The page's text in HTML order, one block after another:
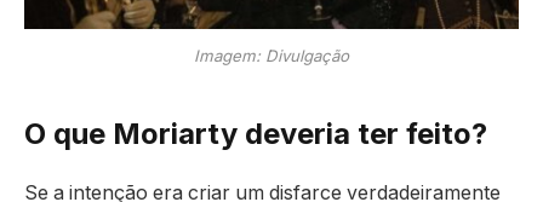
Imagem: Divulgação
O que Moriarty deveria ter feito?
Se a intenção era criar um disfarce verdadeiramente